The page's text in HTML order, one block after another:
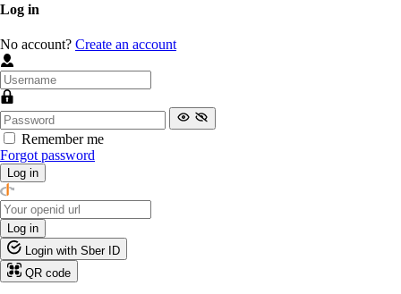
Log in
No account? Create an account
Remember me
Forgot password
Log in
Log in
Login with Sber ID
QR code